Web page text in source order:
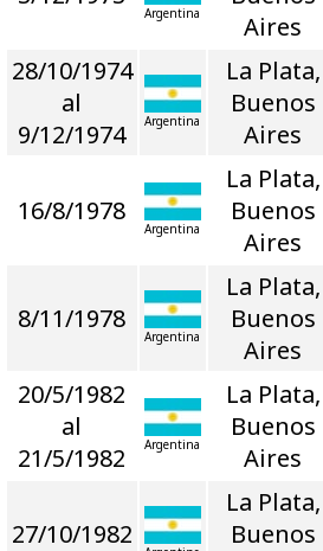
Argentina
Aires
28/10/1974
al
9/12/1974
Argentina
La Plata,
Buenos
Aires
16/8/1978
Argentina
La Plata,
Buenos
Aires
8/11/1978
Argentina
La Plata,
Buenos
Aires
20/5/1982
al
21/5/1982
Argentina
La Plata,
Buenos
Aires
27/10/1982
La Plata,
Buenos